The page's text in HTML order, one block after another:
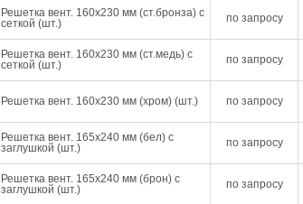
Решетка вент. 160х230 мм (ст.бронза) с
сеткой (шт.)
по запросу
Решетка вент. 160х230 мм (ст.медь) с
сеткой (шт.)
по запросу
Решетка вент. 160х230 мм (хром) (шт.) по запросу
Решетка вент. 165х240 мм (бел) с
заглушкой (шт.)
по запросу
Решетка вент. 165х240 мм (брон) с
заглушкой (шт.)
по запросу